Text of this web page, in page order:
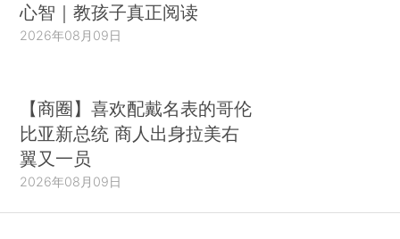
心智｜教孩子真正阅读
2026年08月09日
【商圈】喜欢配戴名表的哥伦
比亚新总统 商人出身拉美右
翼又一员
2026年08月09日